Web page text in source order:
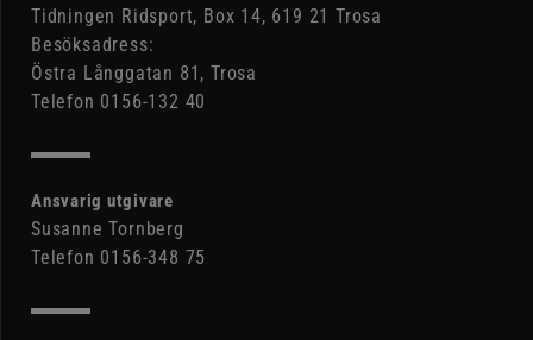
Tidningen Ridsport, Box 14, 619 21 Trosa
Besöksadress:
Östra Långgatan 81, Trosa
Telefon 0156-132 40
Ansvarig utgivare
Susanne Tornberg
Telefon 0156-348 75